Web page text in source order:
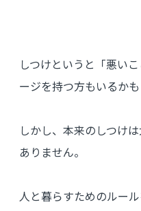
しつけというと「悪い
ージを持つ方もいるかも
しかし、本来のしつけ
ありません。
人と暮らすためのルー